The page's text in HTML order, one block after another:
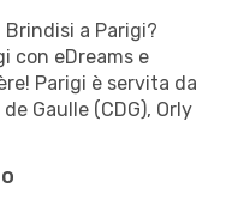
a Parigi?
con eDreams e
Parigi è servita da
Gaulle (CDG), Orly